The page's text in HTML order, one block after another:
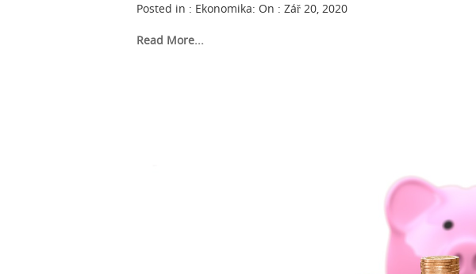
Posted in : Ekonomika: On : Zář 20, 2020
Read More...